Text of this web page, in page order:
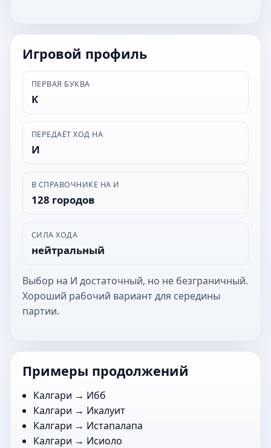
Игровой профиль
ПЕРВАЯ БУКВА
К
ПЕРЕДАЁТ ХОД НА
И
В СПРАВОЧНИКЕ НА И
128 городов
СИЛА ХОДА
нейтральный
Выбор на И достаточный, но не безграничный.
Хороший рабочий вариант для середины
партии.
Примеры продолжений
Калгари → Ибб
Калгари → Икалуит
Калгари → Истапалапа
Калгари → Исиоло